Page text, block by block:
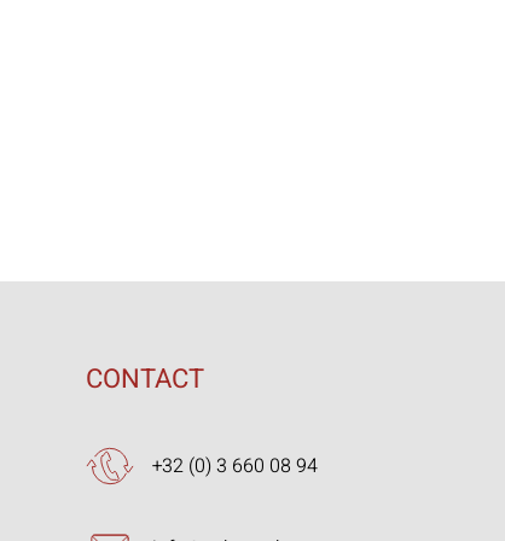
CONTACT
+32 (0) 3 660 08 94